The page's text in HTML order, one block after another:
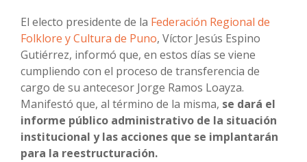
El electo presidente de la Federación Regional de
Folklore y Cultura de Puno, Víctor Jesús Espino
Gutiérrez, informó que, en estos días se viene
cumpliendo con el proceso de transferencia de
cargo de su antecesor Jorge Ramos Loayza.
Manifestó que, al término de la misma, se dará el
informe público administrativo de la situación
institucional y las acciones que se implantarán
para la reestructuración.